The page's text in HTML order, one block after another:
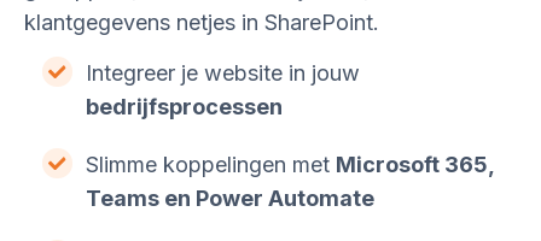
klantgegevens netjes in SharePoint.
Integreer je website in jouw
bedrijfsprocessen
Slimme koppelingen met Microsoft 365,
Teams en Power Automate